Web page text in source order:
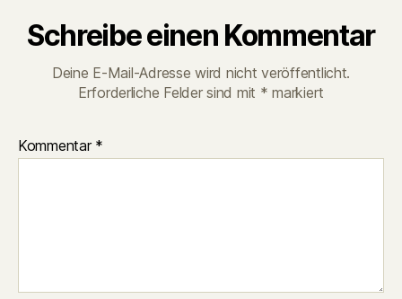
k
Schreibe einen Kommentar
Deine E-Mail-Adresse wird nicht veröffentlicht.
Erforderliche Felder sind mit * markiert
Kommentar *